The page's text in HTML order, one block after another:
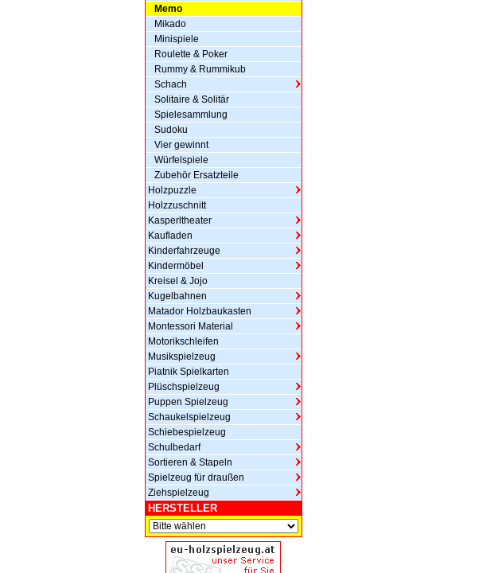
Memo
Mikado
Minispiele
Roulette & Poker
Rummy & Rummikub
Schach
Solitaire & Solitär
Spielesammlung
Sudoku
Vier gewinnt
Würfelspiele
Zubehör Ersatzteile
Holzpuzzle
Holzzuschnitt
Kasperltheater
Kaufladen
Kinderfahrzeuge
Kindermöbel
Kreisel & Jojo
Kugelbahnen
Matador Holzbaukasten
Montessori Material
Motorikschleifen
Musikspielzeug
Piatnik Spielkarten
Plüschspielzeug
Puppen Spielzeug
Schaukelspielzeug
Schiebespielzeug
Schulbedarf
Sortieren & Stapeln
Spielzeug für draußen
Ziehspielzeug
HERSTELLER